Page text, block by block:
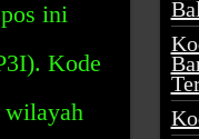
ini
Kode
wilayah